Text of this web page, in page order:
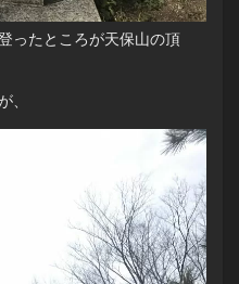
ったところが天保山の頂
、